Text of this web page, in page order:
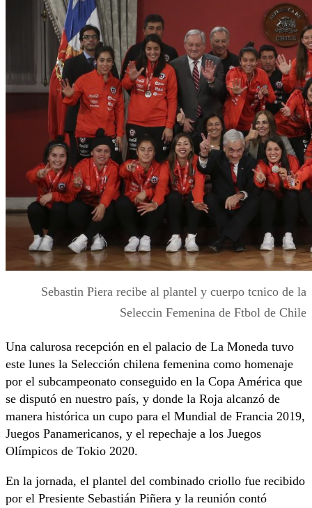
Sebastin Piera recibe al plantel y cuerpo tcnico de la
Seleccin Femenina de Ftbol de Chile
Una calurosa recepción en el palacio de La Moneda tuvo
este lunes la Selección chilena femenina como homenaje
por el subcampeonato conseguido en la Copa América que
se disputó en nuestro país, y donde la Roja alcanzó de
manera histórica un cupo para el Mundial de Francia 2019,
Juegos Panamericanos, y el repechaje a los Juegos
Olímpicos de Tokio 2020.
En la jornada, el plantel del combinado criollo fue recibido
por el Presiente Sebastián Piñera y la reunión contó